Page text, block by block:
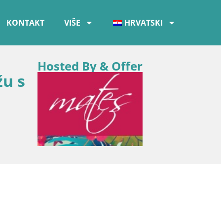
KONTAKT VIŠE HRVATSKI
s
Hosted By & Offer